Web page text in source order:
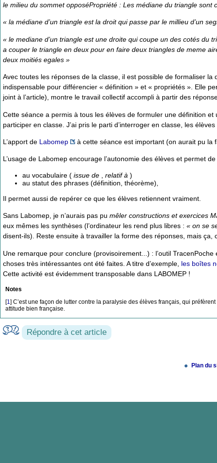
le milieu du sommet opposéPropriété : Les médiane du triangle sont
« la médiane d’un triangle est la droit qui passe par le millieu d’un
« le mediane d’un triangle est une droite qui coupe un des cotés du
a couper le triangle en deux pour en faire deux triangles de meme
deux moitiés egales »
Avec toutes les réponses de la classe, il est possible de formaliser
indispensable pour différencier « définition » et « propriétés ». Elle
joint à l’article), montre le travail collectif accompli à partir des
Cette séance a permis à tous les élèves de formuler une définition
participer en classe. J’ai pris le parti d’interroger en classe, les
L’apport de Labomep à cette séance est important (on aurait pu la
L’usage de Labomep encourage l’autonomie des élèves et permet
au vocabulaire ( issue de relatif à )
au statut des phrases (définition, théorème),
Il permet aussi de repérer ce que les élèves retiennent vraiment.
Sans Labomep, je n’aurais pas pu mêler constructions et exercices
eux mêmes les synthèses (l’ordinateur les rend plus libres : « on se
disent-ils). Reste ensuite à travailler la forme des réponses, mais ça,
Une remarque pour conclure (provisoirement...) : l’outil
choses très intéressantes ont été faites. A titre d’exemple, les boîtes
Cette activité est évidemment transposable dans LABOMEP !
Notes
[1] C’est une façon de lutter contre la paralysie des élèves français, qui
attitude bien française.
Répondre à cet article
Plan du